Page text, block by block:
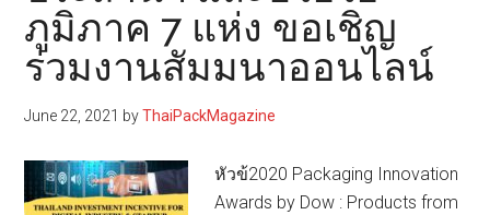
ภูมิภาค 7 แห่ง ขอเชิญ
ร่วมงานสัมมนาออนไลน์
June 22, 2021 byThaiPackMagazine
หัวข้2020 Packaging Innovation
Awards by Dow : Products from